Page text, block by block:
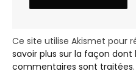
Ce site utilise Akismet pour
savoir plus sur la façon dont
commentaires sont traitées.